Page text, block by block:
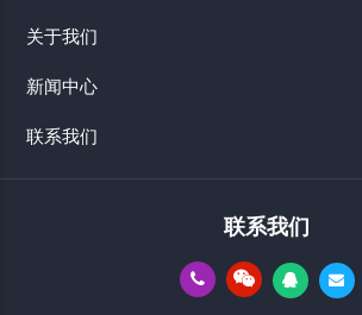
关于我们
新闻中心
联系我们
联系我们